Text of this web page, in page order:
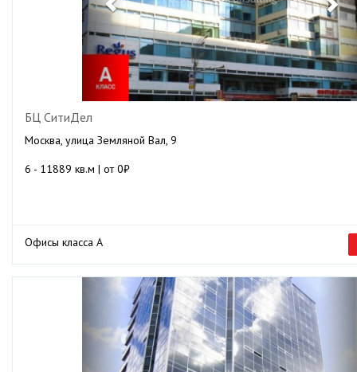
БЦ СитиДел
Москва, улица Земляной Вал, 9
6 - 11889 кв.м | от 0₽
Офисы класса А
Previous